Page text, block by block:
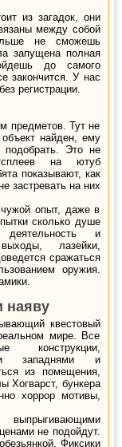
из загадок, они
между собой
не сможешь
запущена полная
до самого
закончится. У нас
регистрации.
предметов. Тут не
объект найден, ему
подобрать. Это не
на ютуб
показывают, как
застревать на них
чужой опыт, даже в
сколько душе
деятельность и
лазейки,
сражаться
оружия.
наяву
квестовый
мире. Все
конструкции,
западнями и
из помещения,
Хогварст, бункера
хоррор мотивы,
не подойдут.
Фиксики